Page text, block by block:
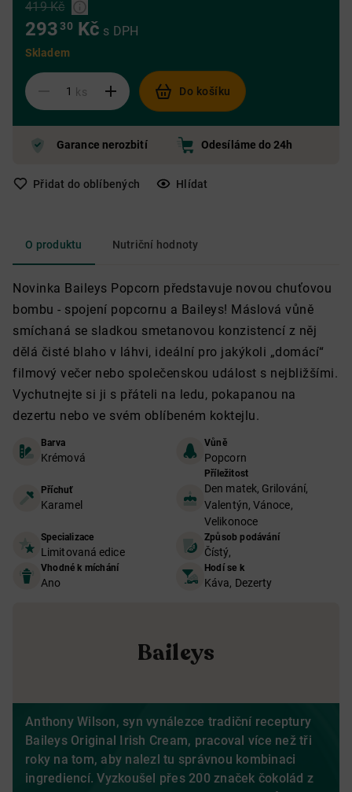
419 Kč
293 30Kč s DPH
Skladem
ks Do košíku
Garance nerozbití Odesíláme do 24h
Přidat do oblíbených Hlídat
O produktu Nutriční hodnoty
Novinka Baileys Popcorn představuje novou chuťovou
bombu - spojení popcornu a Baileys! Máslová vůně
smíchaná se sladkou smetanovou konzistencí z něj
dělá čisté blaho v láhvi, ideální pro jakýkoli „domácí“
filmový večer nebo společenskou událost s nejbližšími.
Vychutnejte si ji s přáteli na ledu, pokapanou na
dezertu nebo ve svém oblíbeném koktejlu.
Barva
Krémová
Vůně
Popcorn
Příchuť
Karamel
Příležitost
Den matek, Grilování,
Valentýn, Vánoce,
Velikonoce
Specializace
Limitovaná edice
Způsob podávání
Čístý,
Vhodné k míchání
Ano
Hodí se k
Káva, Dezerty
Baileys
Anthony Wilson, syn vynálezce tradiční receptury
Baileys Original Irish Cream, pracoval více než tři
roky na tom, aby nalezl tu správnou kombinaci
ingrediencí. Vyzkoušel přes 200 značek čokolád z